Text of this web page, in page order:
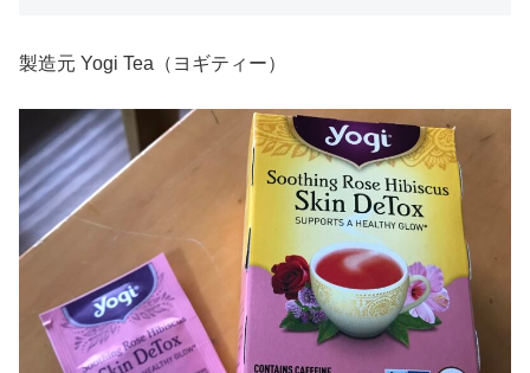
製造元 Yogi Tea（ヨギティー）